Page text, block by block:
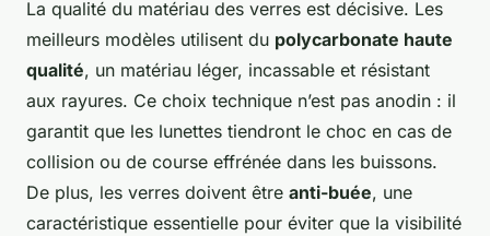
La qualité du matériau des verres est décisive. Les
meilleurs modèles utilisent du polycarbonate haute
qualité, un matériau léger, incassable et résistant
aux rayures. Ce choix technique n’est pas anodin : il
garantit que les lunettes tiendront le choc en cas de
collision ou de course effrénée dans les buissons.
De plus, les verres doivent être anti-buée, une
caractéristique essentielle pour éviter que la visibilité